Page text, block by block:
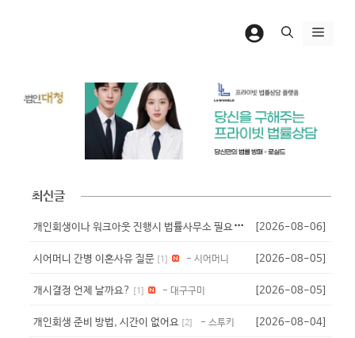
메
최신글
개
인회생이나 워크아웃 진행시 법률사무소 필요서류? - 닉넴
[2026-08-06]
시어머니 간병 이혼사유 질문 [1 ] - 시어머니 [2026-08-05]
개시결정 언제 날까요? [1 ] - 대구구미 [2026-08-05]
개인회생 준비 방법, 시간이 없어요 [2] - 스투키 [2026-08-04]